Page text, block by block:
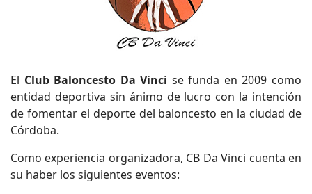
El Club Baloncesto Da Vinci se funda en 2009 como
entidad deportiva sin ánimo de lucro con la intención
de fomentar el deporte del baloncesto en la ciudad de
Córdoba.
Como experiencia organizadora, CB Da Vinci cuenta en
su haber los siguientes eventos: